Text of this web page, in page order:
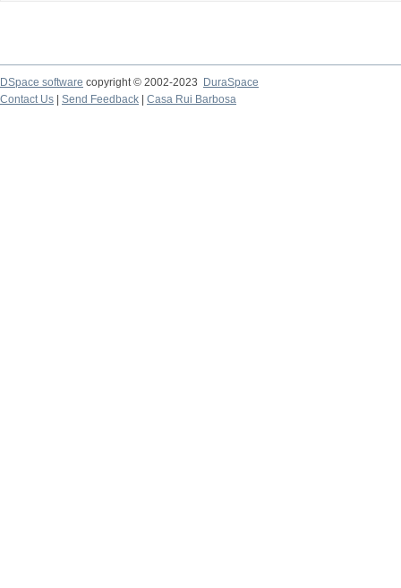
DSpace software copyright © 2002-2023
DuraSpace
Contact Us
Send Feedback Casa Rui Barbosa